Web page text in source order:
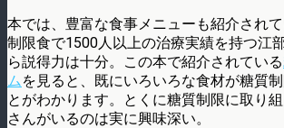
本では、豊富な食事メニューも紹介され
制限食で1500人以上の治療実績を持つ江
ら説得力は十分。この本で紹介されている
ムを見ると、既にいろいろな食材が糖質
とがわかります。とくに糖質制限に取り
さんがいるのは実に興味深い。